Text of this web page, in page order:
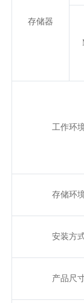
存储器
工作环
存储环
安装方
产品尺